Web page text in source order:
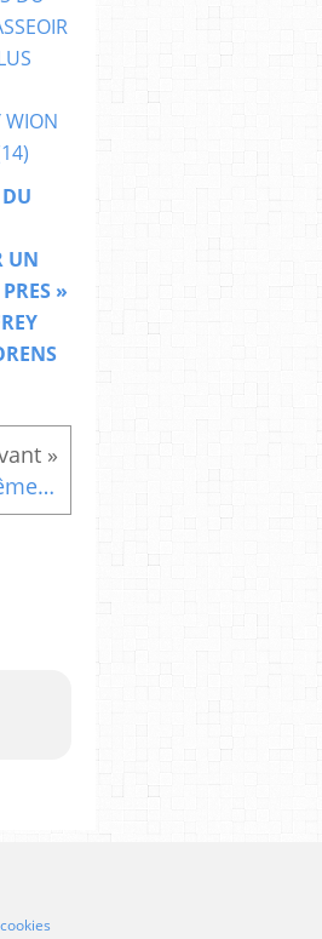
UN
»
Poemes de maurice carême : Le chat noir